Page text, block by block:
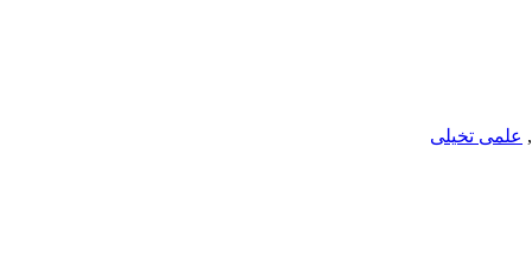
, علمی تخیلی